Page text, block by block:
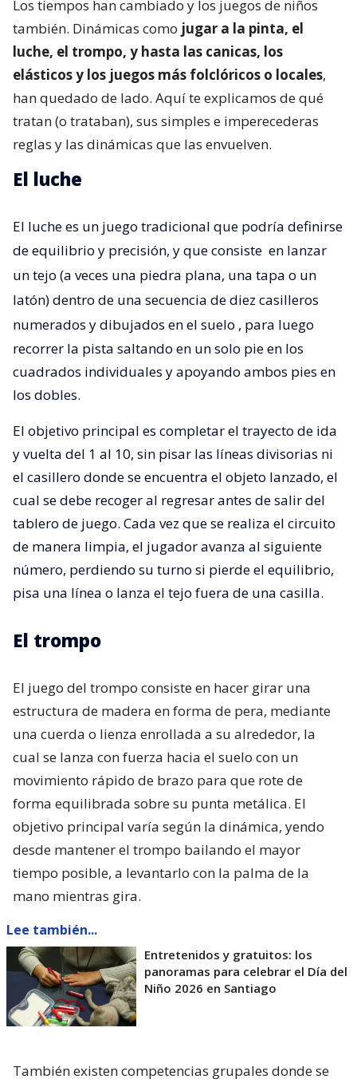
Los tiempos han cambiado y los juegos de niños
también. Dinámicas como jugar a la pinta, el
luche, el trompo, y hasta las canicas, los
elásticos y los juegos más folclóricos o locales,
han quedado de lado. Aquí te explicamos de qué
tratan (o trataban), sus simples e imperecederas
reglas y las dinámicas que las envuelven.
El luche
El luche es un juego tradicional que podría definirse
de equilibrio y precisión, y que consiste en lanzar
un tejo (a veces una piedra plana, una tapa o un
latón) dentro de una secuencia de diez casilleros
numerados y dibujados en el suelo , para luego
recorrer la pista saltando en un solo pie en los
cuadrados individuales y apoyando ambos pies en
los dobles.
El objetivo principal es completar el trayecto de ida
y vuelta del 1 al 10, sin pisar las líneas divisorias ni
el casillero donde se encuentra el objeto lanzado, el
cual se debe recoger al regresar antes de salir del
tablero de juego. Cada vez que se realiza el circuito
de manera limpia, el jugador avanza al siguiente
número, perdiendo su turno si pierde el equilibrio,
pisa una línea o lanza el tejo fuera de una casilla.
El trompo
El juego del trompo consiste en hacer girar una
estructura de madera en forma de pera, mediante
una cuerda o lienza enrollada a su alrededor, la
cual se lanza con fuerza hacia el suelo con un
movimiento rápido de brazo para que rote de
forma equilibrada sobre su punta metálica. El
objetivo principal varía según la dinámica, yendo
desde mantener el trompo bailando el mayor
tiempo posible, a levantarlo con la palma de la
mano mientras gira.
Lee también...
Entretenidos y gratuitos: los
panoramas para celebrar el Día del
Niño 2026 en Santiago
También existen competencias grupales donde se